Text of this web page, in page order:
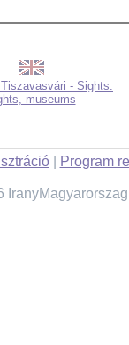
Tiszavasvári - Sights:
museums
| Program